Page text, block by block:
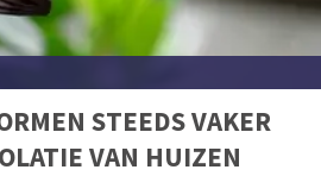
STEEDS VAKER
VAN HUIZEN